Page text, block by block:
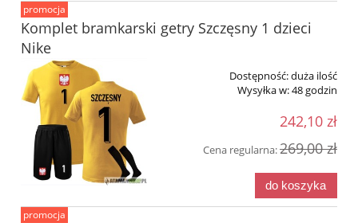
Komplet bramkarski getry Szczęsny 1 dzieci
Nike
Dostępność:duża ilość
Wysyłka w:48 godzin
242,10 zł
Cena regularna:269,00 zł
do koszyka
promocja
promocja